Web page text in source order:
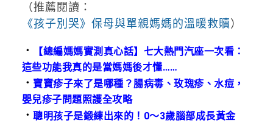
（推薦閱讀：
《孩子別哭》保母與單親媽媽的溫暖救贖）
．
【總編媽媽實測真心話】七大熱門汽座一次看：
這些功能我真的是當媽媽後才懂……
． 寶寶疹子來了是哪種？腸病毒、玫瑰疹、水痘，
嬰兒疹子問題照護全攻略
．聰明孩子是鍛練出來的！0～3歲腦部成長黃金